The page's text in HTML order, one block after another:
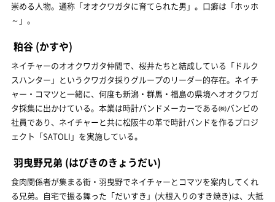
崇める人物。通称「オオクワガタに育てられた男」。口癖は「ホッホ
～」。
粕谷 (かすや)
ネイチャーのオオクワガタ仲間で、桜井たちと結成している「ドルク
スハンター」というクワガタ採りグループのリーダー的存在。ネイチ
ャー・コマツと一緒に、何度も新潟・群馬・福島の県境へオオクワガ
タ採集に出かけている。本業は時計バンドメーカーである㈱バンビの
社員であり、ネイチャーと共に松阪牛の革で時計バンドを作るプロジ
ェクト「SATOLI」を実施している。
羽曳野兄弟 (はびきのきょうだい)
食肉関係者が集まる街・羽曳野でネイチャーとコマツを案内してくれ
る兄弟。自宅で振る舞った「だいすき」(大根入りのすき焼き)は、大抵